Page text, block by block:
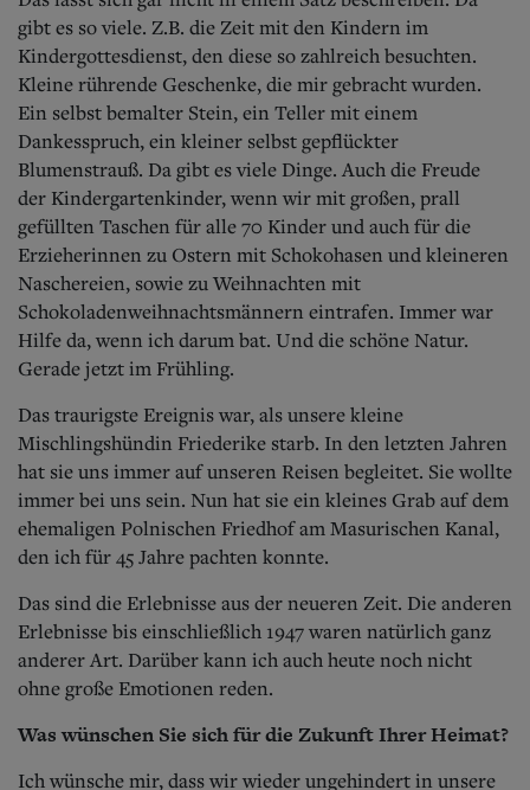
gibt es so viele. Z.B. die Zeit mit den Kindern im
Kindergottesdienst, den diese so zahlreich besuchten.
Kleine rührende Geschenke, die mir gebracht wurden.
Ein selbst bemalter Stein, ein Teller mit einem
Dankesspruch, ein kleiner selbst gepflückter
Blumenstrauß. Da gibt es viele Dinge. Auch die Freude
der Kindergartenkinder, wenn wir mit großen, prall
gefüllten Taschen für alle 70 Kinder und auch für die
Erzieherinnen zu Ostern mit Schokohasen und kleineren
Naschereien, sowie zu Weihnachten mit
Schokoladenweihnachtsmännern eintrafen. Immer war
Hilfe da, wenn ich darum bat. Und die schöne Natur.
Gerade jetzt im Frühling.
Das traurigste Ereignis war, als unsere kleine
Mischlingshündin Friederike starb. In den letzten Jahren
hat sie uns immer auf unseren Reisen begleitet. Sie wollte
immer bei uns sein. Nun hat sie ein kleines Grab auf dem
ehemaligen Polnischen Friedhof am Masurischen Kanal,
den ich für 45 Jahre pachten konnte.
Das sind die Erlebnisse aus der neueren Zeit. Die anderen
Erlebnisse bis einschließlich 1947 waren natürlich ganz
anderer Art. Darüber kann ich auch heute noch nicht
ohne große Emotionen reden.
Was wünschen Sie sich für die Zukunft Ihrer Heimat?
Ich wünsche mir, dass wir wieder ungehindert in unsere